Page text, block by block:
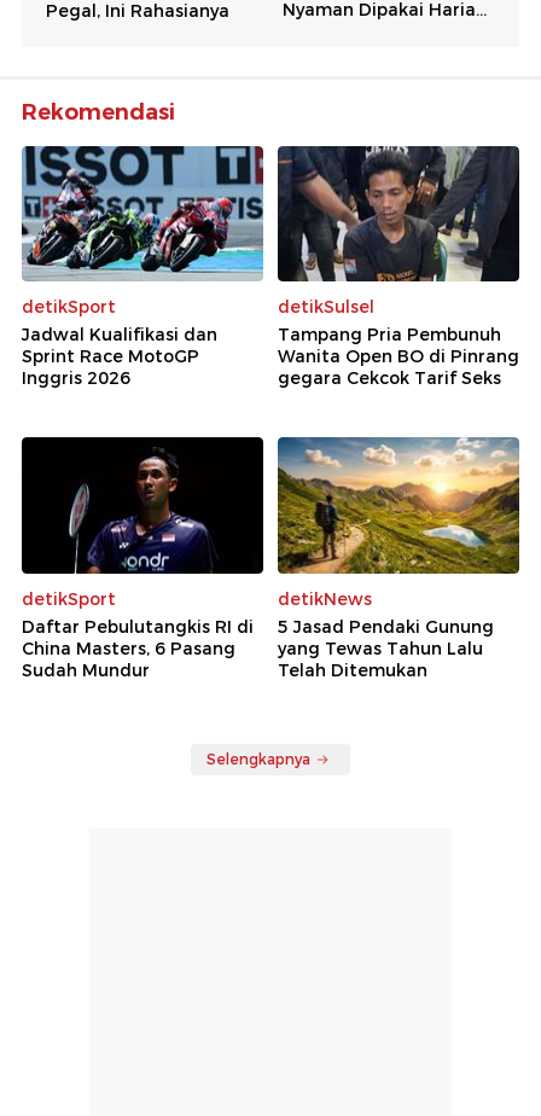
Rekomendasi
detikSport
Jadwal Kualifikasi dan
Sprint Race MotoGP
Inggris 2026
detikSulsel
Tampang Pria Pembunuh
Wanita Open BO di Pinrang
gegara Cekcok Tarif Seks
detikSport
Daftar Pebulutangkis RI di
China Masters, 6 Pasang
Sudah Mundur
detikNews
5 Jasad Pendaki Gunung
yang Tewas Tahun Lalu
Telah Ditemukan
Selengkapnya